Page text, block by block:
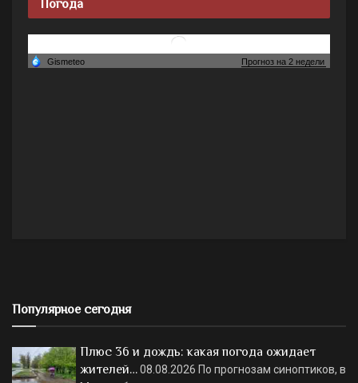
Погода
Популярное сегодня
Плюс 36 и дождь: какая погода ожидает
жителей…08.08.2026 По прогнозам синоптиков, в